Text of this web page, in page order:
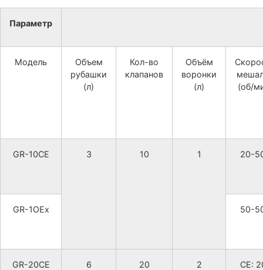
Параметр
Модель
Объем
рубашки
(л)
Кол-во
клапанов
Объём
воронки
(л)
(об/
GR-10CE 3 10 1 20-
GR-1OEx 50-
GR-20CE 6 20 2
CE: